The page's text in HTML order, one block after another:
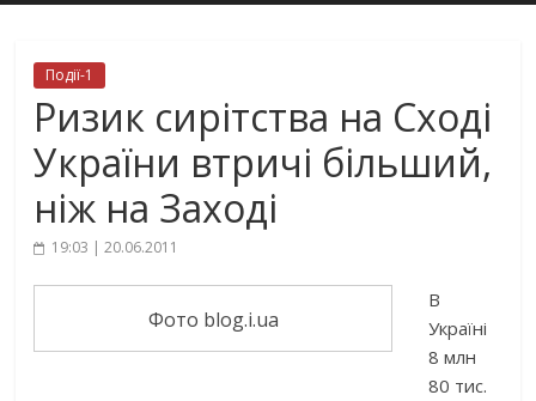
Події-1
Ризик сирітства на Сході
України втричі більший,
ніж на Заході
19:03 | 20.06.2011
Фото blog.i.ua
В
Україні
8 млн
80 тис.